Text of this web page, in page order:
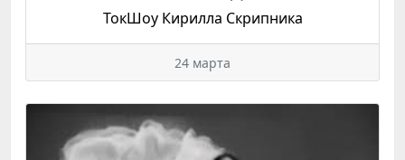
ТокШоу Кирилла Скрипника
24 марта